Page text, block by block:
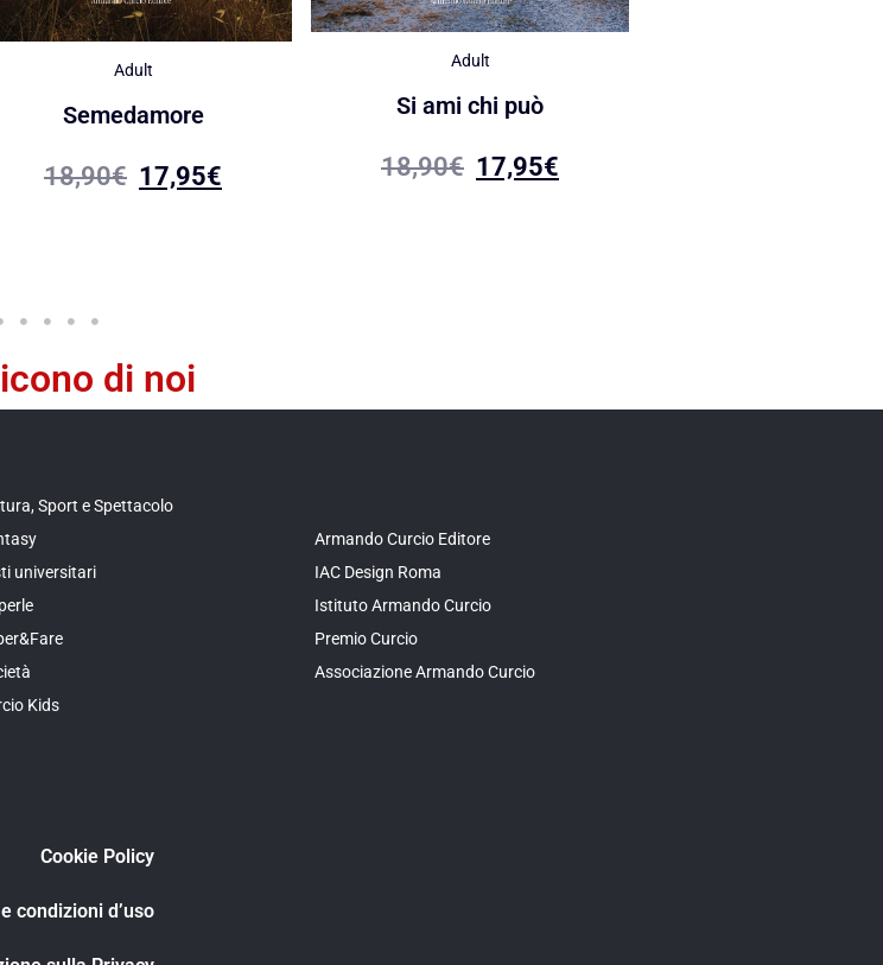
Adult
Semedamore
18,90€ 17,95€
Adult
Si ami chi può
18,90€ 17,95€
di noi
Sport e Spettacolo
universitari
Kids
Armando Curcio Editore
IAC Design Roma
Istituto Armando Curcio
Premio Curcio
Associazione Armando Curcio
Cookie Policy
condizioni d’uso